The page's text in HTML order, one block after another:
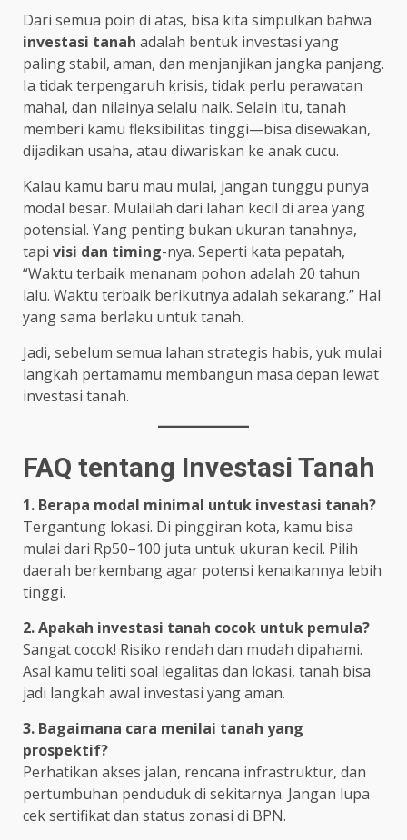
Dari semua poin di atas, bisa kita simpulkan bahwa
investasi tanah adalah bentuk investasi yang
paling stabil, aman, dan menjanjikan jangka panjang.
Ia tidak terpengaruh krisis, tidak perlu perawatan
mahal, dan nilainya selalu naik. Selain itu, tanah
memberi kamu fleksibilitas tinggi—bisa disewakan,
dijadikan usaha, atau diwariskan ke anak cucu.
Kalau kamu baru mau mulai, jangan tunggu punya
modal besar. Mulailah dari lahan kecil di area yang
potensial. Yang penting bukan ukuran tanahnya,
tapi visi dan timing-nya. Seperti kata pepatah,
“Waktu terbaik menanam pohon adalah 20 tahun
lalu. Waktu terbaik berikutnya adalah sekarang.” Hal
yang sama berlaku untuk tanah.
Jadi, sebelum semua lahan strategis habis, yuk mulai
langkah pertamamu membangun masa depan lewat
investasi tanah.
FAQ tentang Investasi Tanah
1. Berapa modal minimal untuk investasi tanah?
Tergantung lokasi. Di pinggiran kota, kamu bisa
mulai dari Rp50–100 juta untuk ukuran kecil. Pilih
daerah berkembang agar potensi kenaikannya lebih
tinggi.
2. Apakah investasi tanah cocok untuk pemula?
Sangat cocok! Risiko rendah dan mudah dipahami.
Asal kamu teliti soal legalitas dan lokasi, tanah bisa
jadi langkah awal investasi yang aman.
3. Bagaimana cara menilai tanah yang
prospektif?
Perhatikan akses jalan, rencana infrastruktur, dan
pertumbuhan penduduk di sekitarnya. Jangan lupa
cek sertifikat dan status zonasi di BPN.